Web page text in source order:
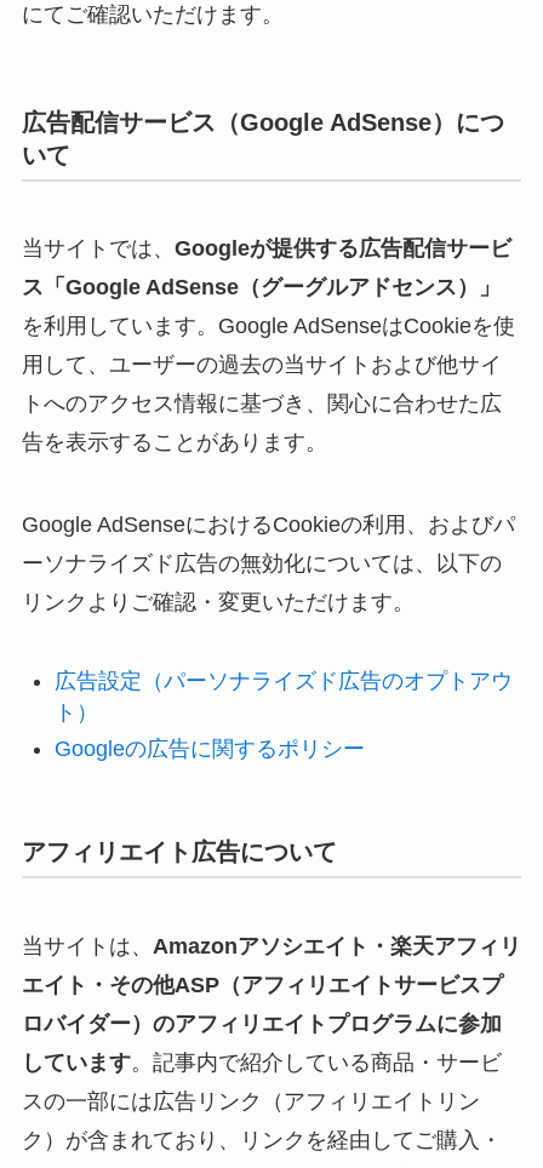
にてご確認いただけます。
広告配信サービス（Google AdSense）につ
いて
当サイトでは、 Googleが提供する広告配信サービ
ス「Google AdSense（グーグルアドセンス）」
を利用しています。Google AdSenseはCookieを使
用して、ユーザーの過去の当サイトおよび他サイ
トへのアクセス情報に基づき、関心に合わせた広
告を表示することがあります。
Google AdSenseにおけるCookieの利用、およびパ
ーソナライズド広告の無効化については、以下の
リンクよりご確認・変更いただけます。
広告設定（パーソナライズド広告のオプトアウ
ト）
Googleの広告に関するポリシー
アフィリエイト広告について
当サイトは、 Amazonアソシエイト・楽天アフィリ
エイト・その他ASP（アフィリエイトサービスプ
ロバイダー）のアフィリエイトプログラムに参加
しています。記事内で紹介している商品・サービ
スの一部には広告リンク（アフィリエイトリン
ク）が含まれており、リンクを経由してご購入・